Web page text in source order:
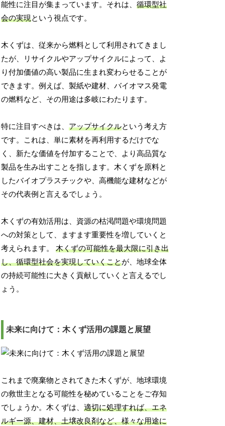
能性に注目が集まっています。それは、循環型社
会の実現という視点です。
木くずは、従来から燃料として利用されてきまし
たが、リサイクルやアップサイクルによって、よ
り付加価値の高い製品に生まれ変わらせることが
できます。例えば、製紙や建材、バイオマス発電
の燃料など、その用途は多岐にわたります。
特に注目すべきは、アップサイクルという考え方
です。これは、単に素材を再利用するだけでな
く、新たな価値を付加することで、より高品質な
製品を生み出すことを指します。木くずを原料と
したバイオプラスチックや、高機能な建材などが
その代表例と言えるでしょう。
木くずの有効活用は、資源の枯渇問題や環境問題
への対策として、ますます重要性を増していくと
考えられます。木くずの可能性を最大限に引き出
し、循環型社会を実現していくことが、地球全体
の持続可能性に大きく貢献していくと言えるでし
ょう。
未来に向けて：木くず活用の課題と展望
これまで廃棄物とされてきた木くずが、地球環境
の救世主となる可能性を秘めていることをご存知
でしょうか。木くずは、適切に処理すれば、エネ
ルギー源、建材、土壌改良剤など、様々な用途に